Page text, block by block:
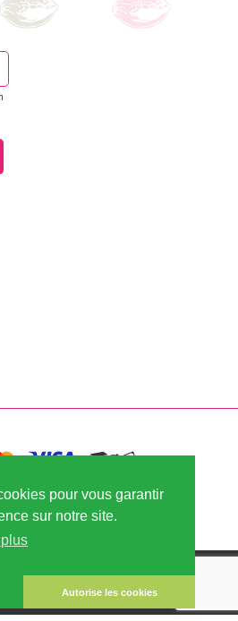
pour vous garantir
sur notre site.
Autorise les cookies
Linda-Seeds.com | Linda Semilla
taxe de vente plus les frais d'expédition.